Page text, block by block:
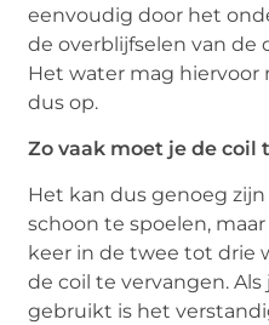
eenvoudig door het
de overblijfselen van de
Het water mag hiervoor
dus op.
Zo vaak moet je de coil
Het kan dus genoeg
schoon te spoelen,
keer in de twee tot drie
de coil te vervangen. Als
gebruikt is het